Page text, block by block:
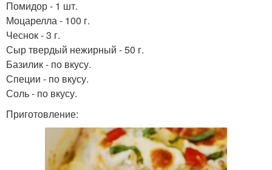
Помидор - 1 шт.
Моцарелла - 100 г.
Чеснок - 3 г.
Сыр твердый нежирный - 50 г.
Базилик - по вкусу.
Специи - по вкусу.
Соль - по вкусу.
Приготовление: